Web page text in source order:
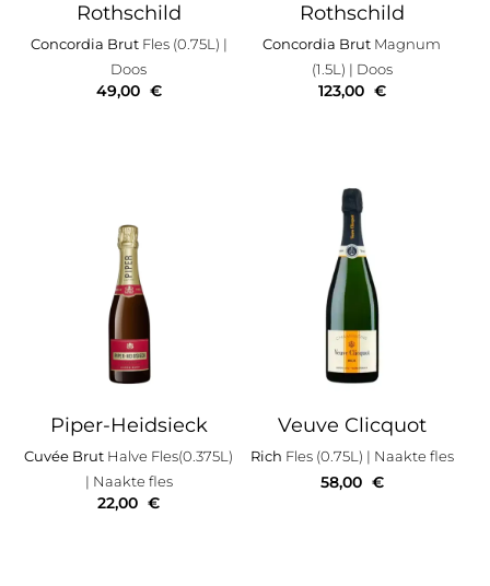
Rothschild
Concordia BrutFles (0.75L) |
Doos
49,00 €
Rothschild
Concordia Brut Magnum
(1.5L) | Doos
123,00 €
Piper-Heidsieck
Cuvée Brut Halve Fles(0.375L)
| Naakte fles
22,00 €
Veuve Clicquot
Rich Fles (0.75L) | Naakte fles
58,00 €